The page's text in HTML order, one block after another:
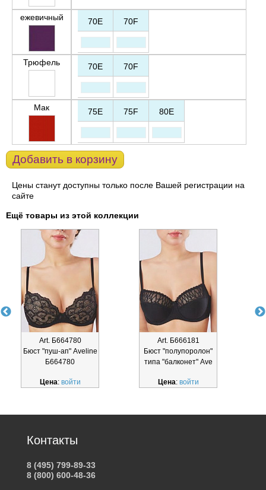
ежевичный 70E 70F
Трюфель 70E 70F
Мак 75E 75F 80E
Добавить в корзину
Цены станут доступны только после Вашей регистрации на
сайте
Ещё товары из этой коллекции
Art. Б664780
Бюст "пуш-ап" Aveline
Б664780
Цена: войти
Art. Б666181
Бюст "полупоролон"
типа "балконет" Ave
Цена: войти
Контакты
8 (495) 799-89-33
8 (800) 600-48-36